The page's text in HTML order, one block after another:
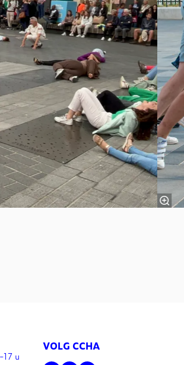
u
VOLG CCHA